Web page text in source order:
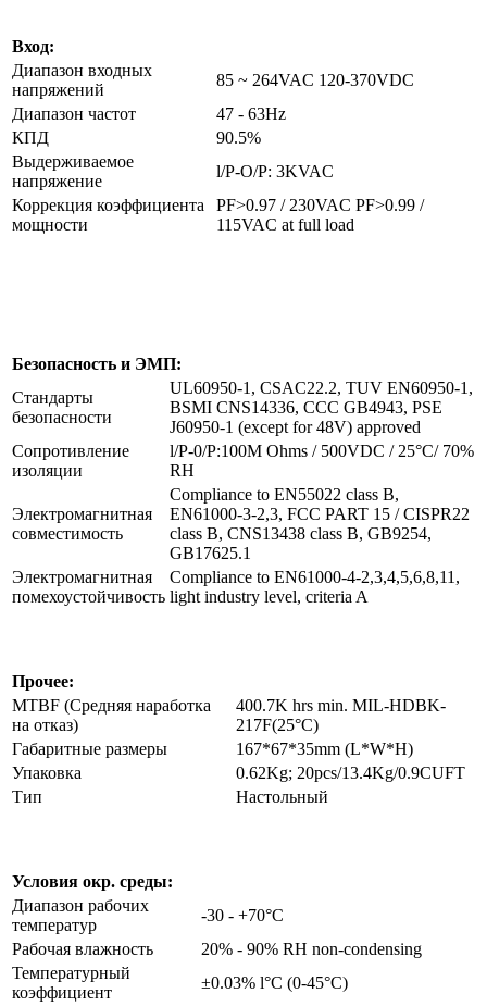
Вход:
Диапазон входных
напряжений
85 ~ 264VAC 120-370VDC
Диапазон частот
47 - 63Hz
КПД
90.5%
Выдерживаемое
напряжение
l/P-O/P: 3KVAC
Коррекция коэффициента
мощности
PF>0.97 / 230VAC PF>0.99 /
115VAC at full load
Безопасность и ЭМП:
Стандарты
безопасности
UL60950-1, CSAC22.2, TUV EN60950-1,
BSMI CNS14336, CCC GB4943, PSE
J60950-1 (except for 48V) approved
Сопротивление
изоляции
l/P-0/P:100M Ohms / 500VDC / 25°C/ 70%
RH
Электромагнитная
совместимость
Compliance to EN55022 class B,
EN61000-3-2,3, FCC PART 15 / CISPR22
class B, CNS13438 class B, GB9254,
GB17625.1
Электромагнитная
помехоустойчивость
Compliance to EN61000-4-2,3,4,5,6,8,11,
light industry level, criteria A
Прочее:
MTBF (Средняя наработка
на отказ)
400.7K hrs min. MIL-HDBK-
217F(25°C)
Габаритные размеры
167*67*35mm (L*W*H)
Упаковка
0.62Kg; 20pcs/13.4Kg/0.9CUFT
Тип
Настольный
Условия окр. среды:
Диапазон рабочих
температур
-30 - +70°C
Рабочая влажность
20% - 90% RH non-condensing
Температурный
коэффициент
±0.03% l°C (0-45°C)